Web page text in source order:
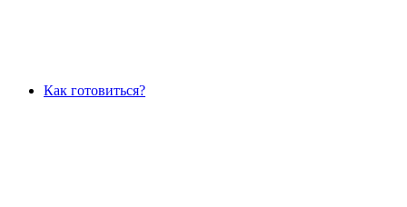
Как готовиться?